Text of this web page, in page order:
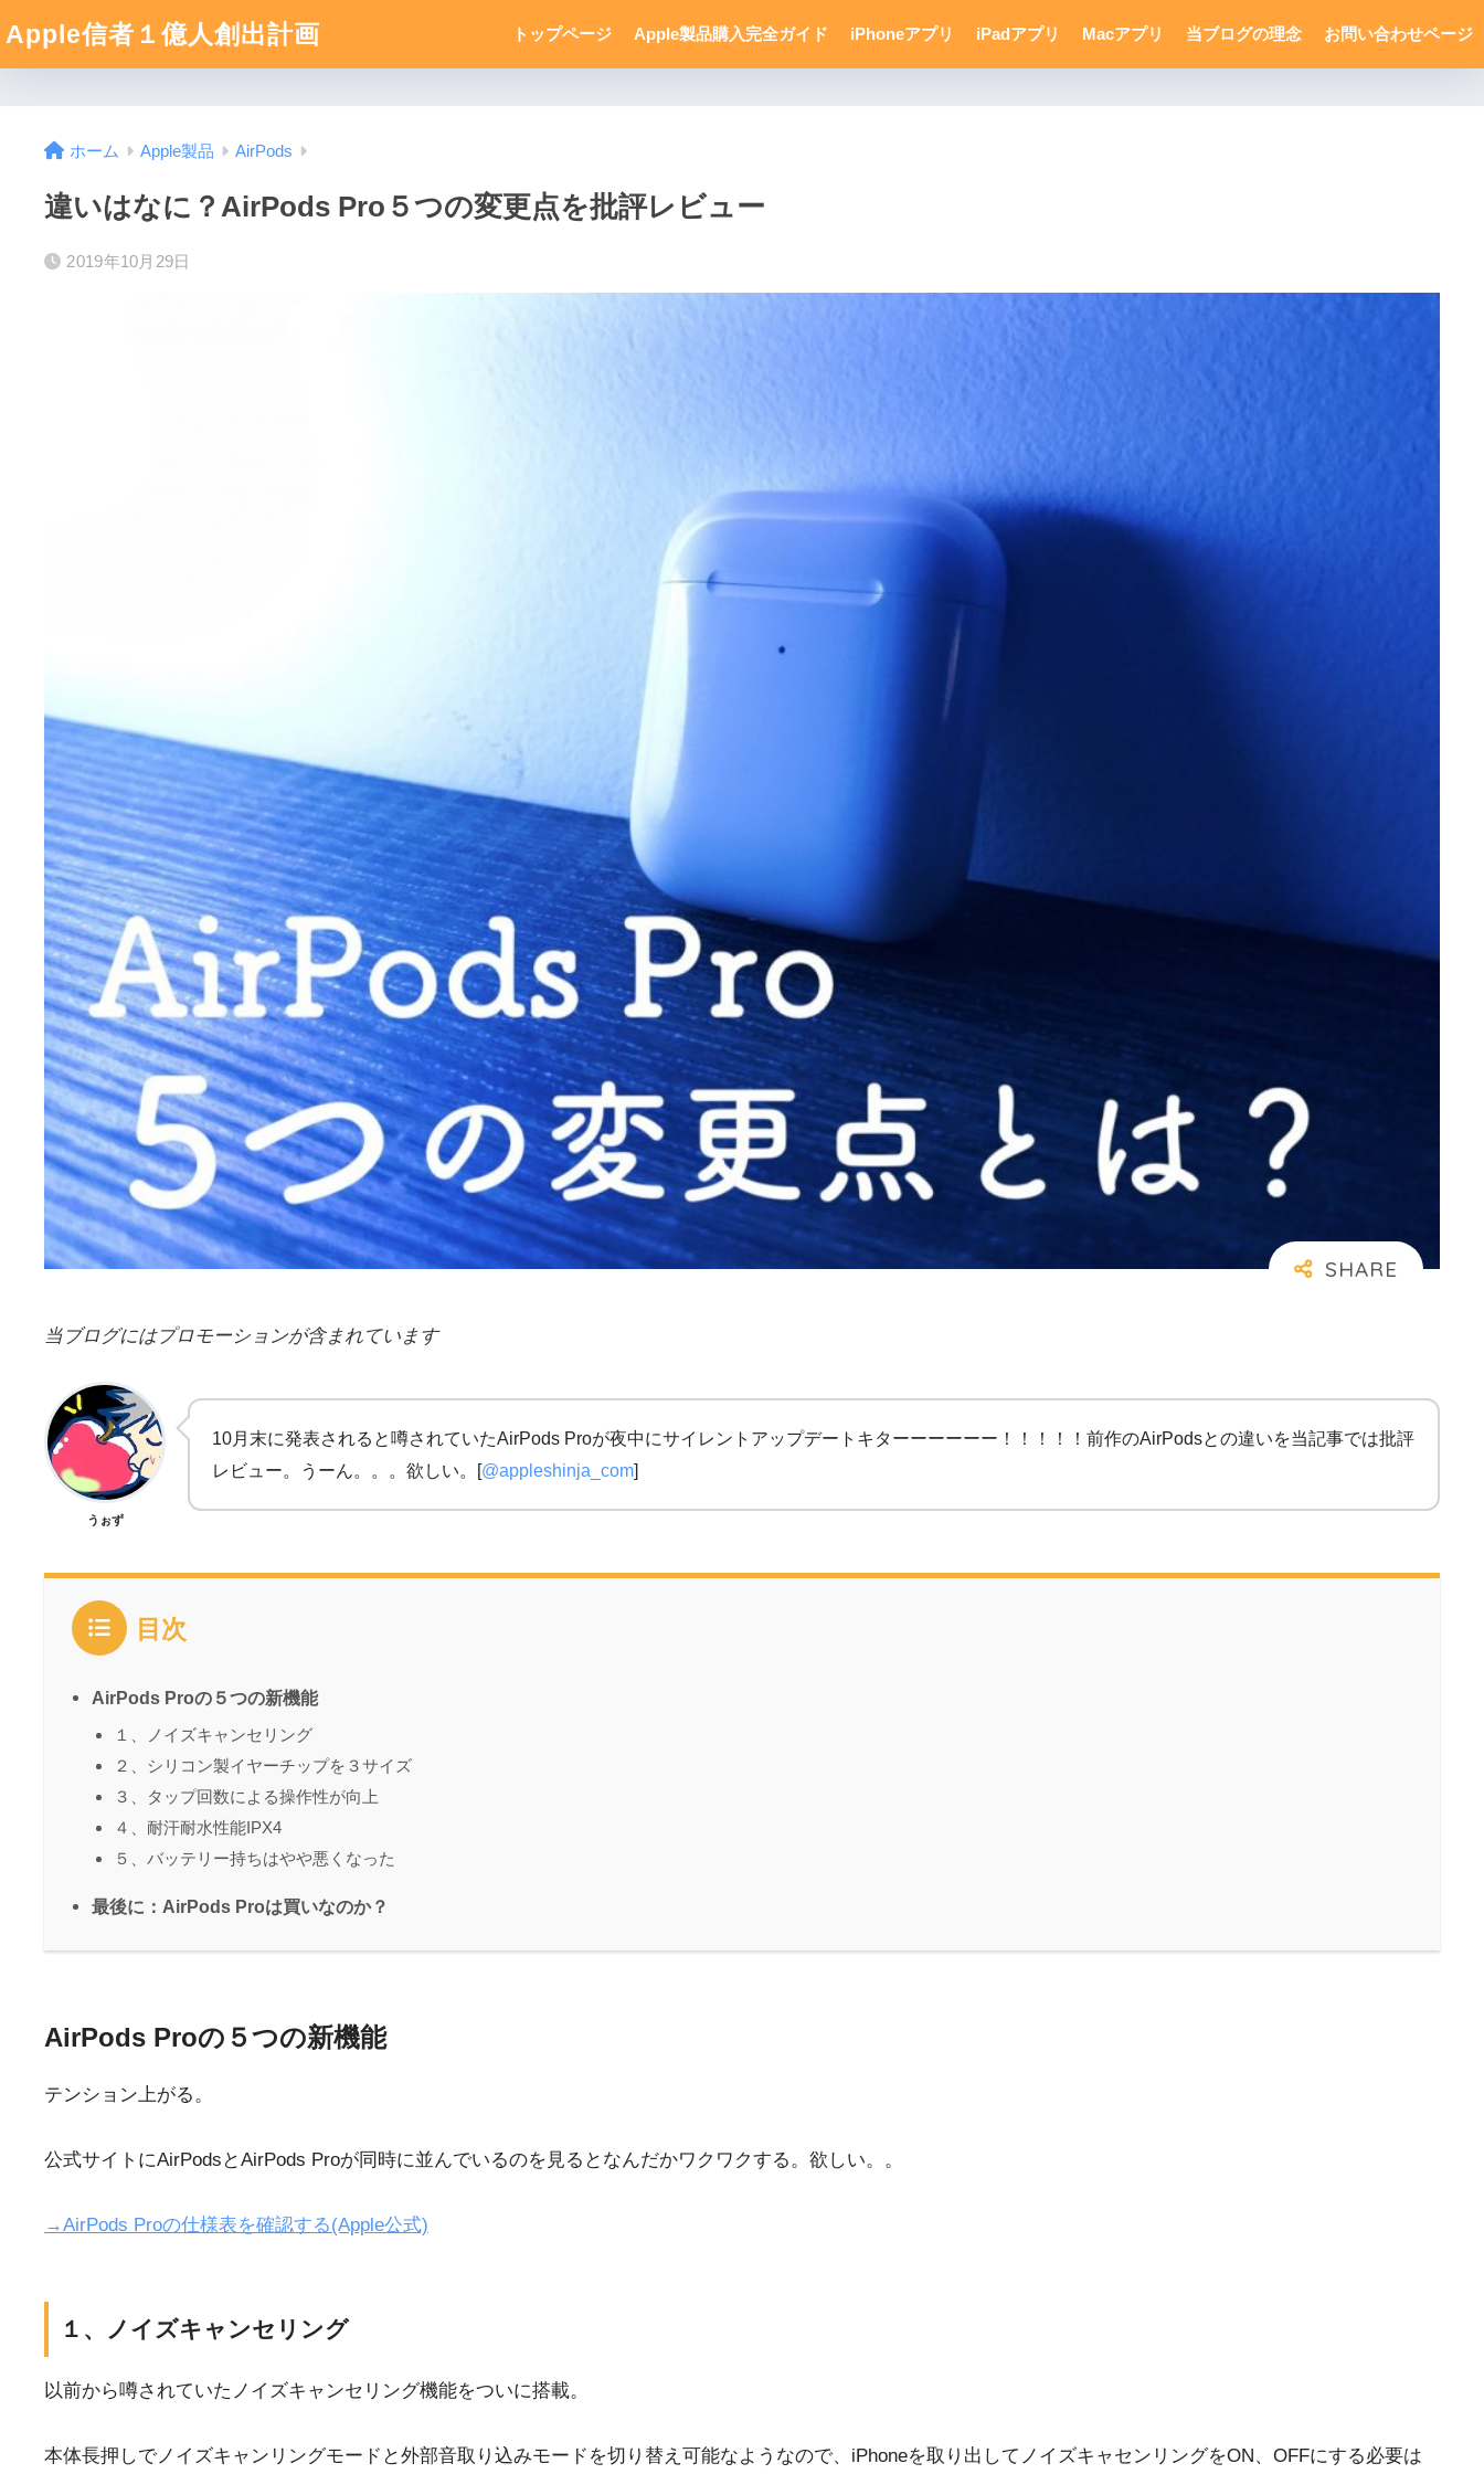
Apple信者１億人創出計画 トップページ Apple製品購入完全ガイド iPhoneアプリ iPadアプリ Macアプリ 当ブログの理念 お問い合わせページ
ホーム Apple製品 AirPods
違いはなに？AirPods Pro５つの変更点を批評レビュー
2019年10月29日
当ブログにはプロモーションが含まれています
うぉず
10月末に発表されると噂されていたAirPods Proが夜中にサイレントアップデートキターーーーーー！！！！！前作のAirPodsとの違いを当記事では批評
レビュー。うーん。。。欲しい。[@appleshinja_com]
目次
AirPods Proの５つの新機能
１、ノイズキャンセリング
２、シリコン製イヤーチップを３サイズ
３、タップ回数による操作性が向上
４、耐汗耐水性能IPX4
５、バッテリー持ちはやや悪くなった
最後に：AirPods Proは買いなのか？
AirPods Proの５つの新機能
テンション上がる。
公式サイトにAirPodsとAirPods Proが同時に並んでいるのを見るとなんだかワクワクする。欲しい。。
→AirPods Proの仕様表を確認する(Apple公式)
１、ノイズキャンセリング
以前から噂されていたノイズキャンセリング機能をついに搭載。
本体長押しでノイズキャンリングモードと外部音取り込みモードを切り替え可能なようなので、iPhoneを取り出してノイズキャセンリングをON、OFFにする必要は